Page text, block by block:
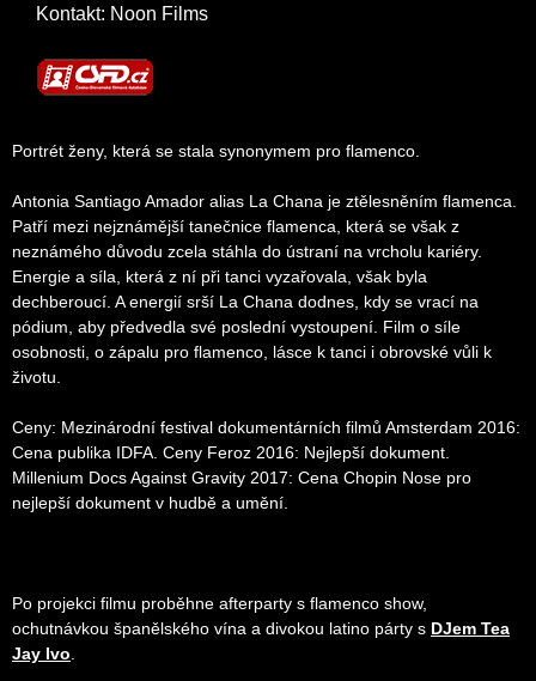
Kontakt: Noon Films
Portrét ženy, která se stala synonymem pro flamenco.
Antonia Santiago Amador alias La Chana je ztělesněním flamenca.
Patří mezi nejznámější tanečnice flamenca, která se však z
neznámého důvodu zcela stáhla do ústraní na vrcholu kariéry.
Energie a síla, která z ní při tanci vyzařovala, však byla
dechberoucí. A energií srší La Chana dodnes, kdy se vrací na
pódium, aby předvedla své poslední vystoupení. Film o síle
osobnosti, o zápalu pro flamenco, lásce k tanci i obrovské vůli k
životu.
Ceny: Mezinárodní festival dokumentárních filmů Amsterdam 2016:
Cena publika IDFA. Ceny Feroz 2016: Nejlepší dokument.
Millenium Docs Against Gravity 2017: Cena Chopin Nose pro
nejlepší dokument v hudbě a umění.
Po projekci filmu proběhne afterparty s flamenco show,
ochutnávkou španělského vína a divokou latino párty s DJem Tea
Jay Ivo